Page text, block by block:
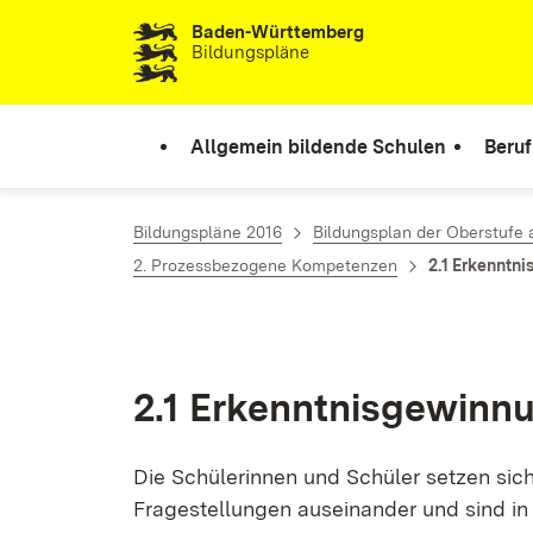
Zum Inhalt springenBaden-Württemberg
Bildungspläne
Allgemein bildende Schulen
Bildungspläne 2016 Bildungsplan der Oberstufe
2. Prozessbezogene Kompetenzen
2.1
2.1
Die Schü­le­rin­nen und Schü­ler set­zen
Fra­ge­stel­lun­gen aus­ein­an­der und sind